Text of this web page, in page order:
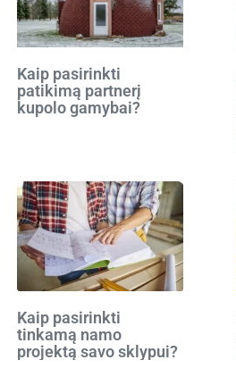
Kaip pasirinkti
patikimą partnerį
kupolo gamybai?
Kaip pasirinkti
tinkamą namo
projektą savo sklypui?